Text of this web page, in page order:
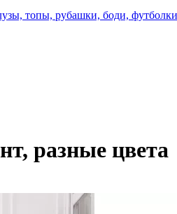
топы, рубашки, боди, футболки
разные цвета